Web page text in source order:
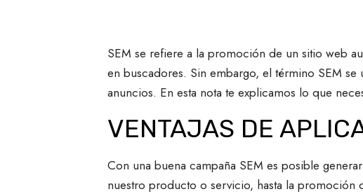
SEM se refiere a la promoción de un sitio web
en buscadores. Sin embargo, el término SEM
anuncios. En esta nota te explicamos lo que
VENTAJAS DE
Con una buena campaña SEM es posible
nuestro producto o servicio, hasta la promoción